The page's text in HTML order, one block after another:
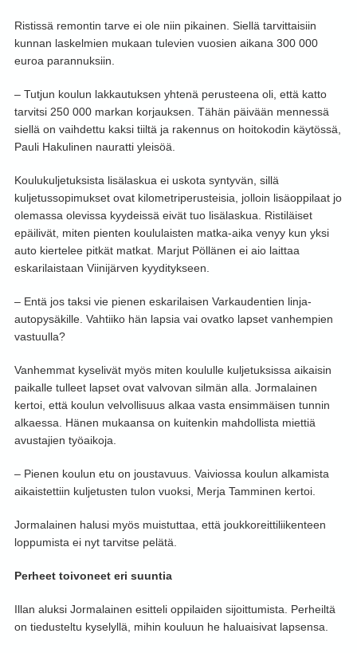
Ristissä remontin tarve ei ole niin pikainen. Siellä tarvittaisiin
kunnan laskelmien mukaan tulevien vuosien aikana 300 000
euroa parannuksiin.
– Tutjun koulun lakkautuksen yhtenä perusteena oli, että katto
tarvitsi 250 000 markan korjauksen. Tähän päivään mennessä
siellä on vaihdettu kaksi tiiltä ja rakennus on hoitokodin käytössä,
Pauli Hakulinen nauratti yleisöä.
Koulukuljetuksista lisälaskua ei uskota syntyvän, sillä
kuljetussopimukset ovat kilometriperusteisia, jolloin lisäoppilaat jo
olemassa olevissa kyydeissä eivät tuo lisälaskua. Ristiläiset
epäilivät, miten pienten koululaisten matka-aika venyy kun yksi
auto kiertelee pitkät matkat. Marjut Pöllänen ei aio laittaa
eskarilaistaan Viinijärven kyyditykseen.
– Entä jos taksi vie pienen eskarilaisen Varkaudentien linja-
autopysäkille. Vahtiiko hän lapsia vai ovatko lapset vanhempien
vastuulla?
Vanhemmat kyselivät myös miten koululle kuljetuksissa aikaisin
paikalle tulleet lapset ovat valvovan silmän alla. Jormalainen
kertoi, että koulun velvollisuus alkaa vasta ensimmäisen tunnin
alkaessa. Hänen mukaansa on kuitenkin mahdollista miettiä
avustajien työaikoja.
– Pienen koulun etu on joustavuus. Vaiviossa koulun alkamista
aikaistettiin kuljetusten tulon vuoksi, Merja Tamminen kertoi.
Jormalainen halusi myös muistuttaa, että joukkoreittiliikenteen
loppumista ei nyt tarvitse pelätä.
Perheet toivoneet eri suuntia
Illan aluksi Jormalainen esitteli oppilaiden sijoittumista. Perheiltä
on tiedusteltu kyselyllä, mihin kouluun he haluaisivat lapsensa.